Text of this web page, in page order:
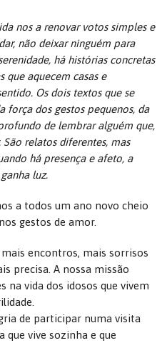
nos a renovar votos simples e
não deixar ninguém para
há histórias concretas
que aquecem casas e
Os dois textos que se
força dos gestos pequenos, da
de lembrar alguém que,
relatos diferentes, mas
há presença e afeto, a
luz.
a todos um ano novo cheio
gestos de amor.
encontros, mais sorrisos
precisa. A nossa missão
na vida dos idosos que vivem
de participar numa visita
que vive sozinha e que